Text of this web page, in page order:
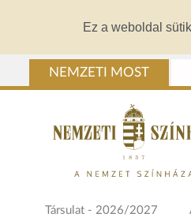
Ez a weboldal
NEMZETI MOST
Társulat - 2026/2027